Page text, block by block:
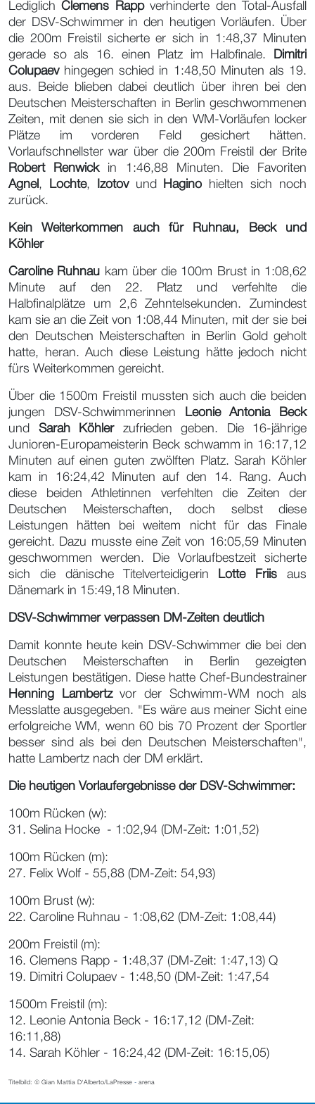
LediglichClemens Rappverhinderte den Total-Ausfall
der DSV-Schwimmer in den heutigen Vorläufen. Über
die 200m Freistil sicherte er sich in 1:48,37 Minuten
gerade so als 16. einen Platz im Halbfinale.
Dimitri
Colupaevhingegen schied in 1:48,50 Minuten als 19.
aus. Beide blieben dabei deutlich über ihren bei den
Deutschen Meisterschaften in Berlin geschwommenen
Zeiten, mit denen sie sich in den WM-Vorläufen locker
Plätze im vorderen Feld gesichert hätten.
Vorlaufschnellster war über die 200m Freistil der Brite
Robert Renwickin 1:46,88 Minuten. Die Favoriten
Agnel, Lochte, Izotovund Hagino hielten sich noch
zurück.
Kein Weiterkommen auch für Ruhnau, Beck und
Köhler
Caroline Ruhnau kam über die 100m Brust in 1:08,62
Minute auf den 22. Platz und verfehlte die
Halbfinalplätze um 2,6 Zehntelsekunden. Zumindest
kam sie an die Zeit von 1:08,44 Minuten, mit der sie bei
den Deutschen Meisterschaften in Berlin Gold geholt
hatte, heran. Auch diese Leistung hätte jedoch nicht
fürs Weiterkommen gereicht.
Über die 1500m Freistil mussten sich auch die beiden
jungen DSV-Schwimmerinnen
Leonie Antonia Beck
und Sarah Köhlerzufrieden geben. Die 16-jährige
Junioren-Europameisterin Beck schwamm in 16:17,12
Minuten auf einen guten zwölften Platz. Sarah Köhler
kam in 16:24,42 Minuten auf den 14. Rang. Auch
diese beiden Athletinnen verfehlten die Zeiten der
Deutschen Meisterschaften, doch selbst diese
Leistungen hätten bei weitem nicht für das Finale
gereicht. Dazu musste eine Zeit von 16:05,59 Minuten
geschwommen werden. Die Vorlaufbestzeit sicherte
sich die dänische Titelverteidigerin Lotte Friis aus
Dänemark in 15:49,18 Minuten.
DSV-Schwimmer verpassen DM-Zeiten deutlich
Damit konnte heute kein DSV-Schwimmer die bei den
Deutschen Meisterschaften in Berlin gezeigten
Leistungen bestätigen. Diese hatte Chef-Bundestrainer
Henning Lambertzvor der Schwimm-WM noch als
Messlatte ausgegeben. "Es wäre aus meiner Sicht eine
erfolgreiche WM, wenn 60 bis 70 Prozent der Sportler
besser sind als bei den Deutschen Meisterschaften",
hatte Lambertz nach der DM erklärt.
Die heutigen Vorlaufergebnisse der DSV-Schwimmer:
100m Rücken (w):
31. Selina Hocke - 1:02,94 (DM-Zeit: 1:01,52)
100m Rücken (m):
27. Felix Wolf - 55,88 (DM-Zeit: 54,93)
100m Brust (w):
22. Caroline Ruhnau - 1:08,62 (DM-Zeit: 1:08,44)
200m Freistil (m):
16. Clemens Rapp - 1:48,37 (DM-Zeit: 1:47,13) Q
19. Dimitri Colupaev - 1:48,50 (DM-Zeit: 1:47,54
1500m Freistil (m):
12. Leonie Antonia Beck - 16:17,12 (DM-Zeit:
16:11,88)
14. Sarah Köhler - 16:24,42 (DM-Zeit: 16:15,05)
Titelbild: © Gian Mattia D'Alberto/LaPresse - arena